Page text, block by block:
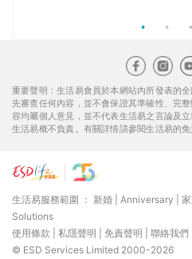
重要聲明：生活易會員於本網站內所發表的
先審查任何內容，並不會保證其準確性、完
容均屬個人意見，並不代表生活易之言論及
生活易概不負責。有關詳情請參閱生活易的免
生活易服務範圍 ： 新婚 Anniversary
Solutions
使用條款
私隱聲明 免責聲明
聯絡我們
© ESD Services Limited 2000-2026